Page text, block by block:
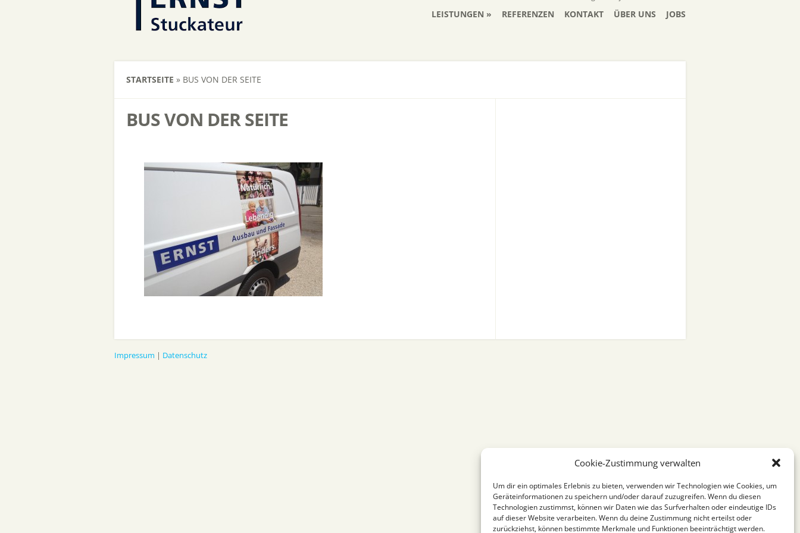
Cookie-Zustimmung verwalten
Um dir ein optimales Erlebnis zu bieten, verwenden wir Technologien wie Cookies, um
Geräteinformationen zu speichern und/oder darauf zuzugreifen. Wenn du diesen
Technologien zustimmst, können wir Daten wie das Surfverhalten oder eindeutige IDs
auf dieser Website verarbeiten. Wenn du deine Zustimmung nicht erteilst oder
zurückziehst, können bestimmte Merkmale und Funktionen beeinträchtigt werden.
LEISTUNGEN REFERENZEN KONTAKT ÜBER UNS JOBS
STARTSEITE » BUS VON DER SEITE
BUS VON DER SEITE
Impressum | Datenschutz